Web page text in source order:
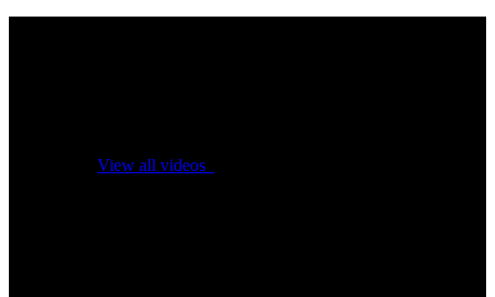
View all videos